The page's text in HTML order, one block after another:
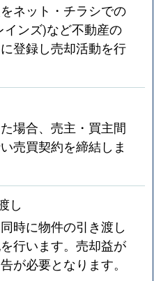
ネット・チラシでの
ンズ)など不動産の
登録し売却活動を行
場合、売主・買主間
売買契約を締結しま
し
時に物件の引き渡し
行います。売却益が
が必要となります。